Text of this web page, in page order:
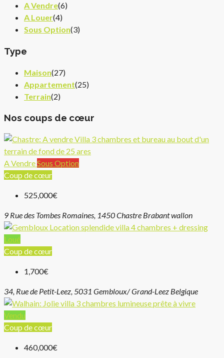
A Vendre(6)
A Louer(4)
Sous Option(3)
Type
Maison(27)
Appartement(25)
Terrain(2)
Nos coups de cœur
A VendreSous Option
Coup de cœur
525,000€
9 Rue des Tombes Romaines, 1450 Chastre Brabant wallon
Loué
Coup de cœur
1,700€
34, Rue de Petit-Leez, 5031 Gembloux/ Grand-Leez Belgique
Vendu
Coup de cœur
460,000€